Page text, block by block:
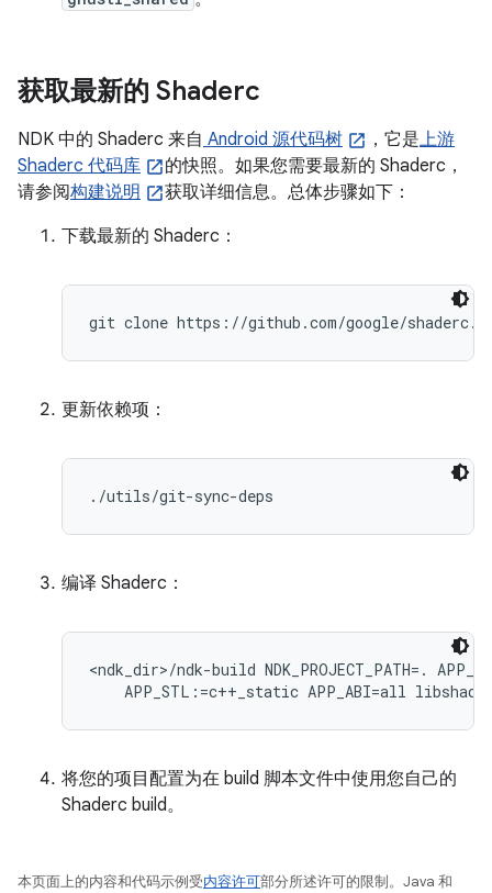
获取最新的 Shaderc
NDK 中的 Shaderc 来自 Android 源代码树 ，它是上游
Shaderc 代码库
的快照。如果您需要最新的 Shaderc，
请参阅构建说明
获取详细信息。总体步骤如下：
下载最新的 Shaderc：
git clone https://github.com/google/
更新依赖项：
./utils/git-sync-deps
编译 Shaderc：
<ndk_dir>/ndk-build NDK_PROJECT_PATH=.
将您的项目配置为在 build 脚本文件中使用您自己的
Shaderc build。
本页面上的内容和代码示例受内容许可部分所述许可的限制。Java 和